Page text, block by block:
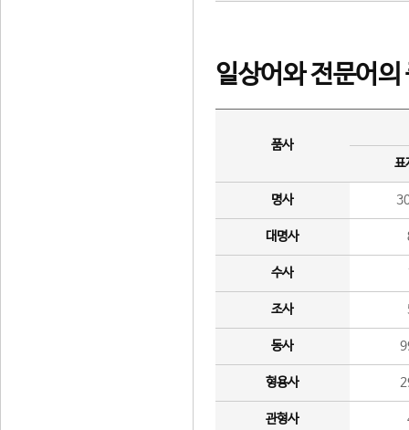
일상어와 전문어의
품사
표
명사
대명사
수사
조사
동사
형용사
관형사